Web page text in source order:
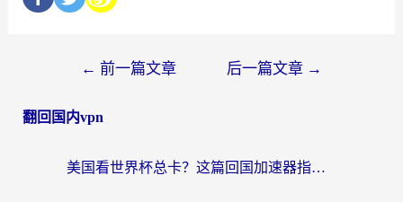
← 前一篇文章 后一篇文章 →
翻回国内vpn
美国看世界杯总卡？这篇回国加速器指南帮你无缝刷国内资源（附苹果手机VPN设置步骤）